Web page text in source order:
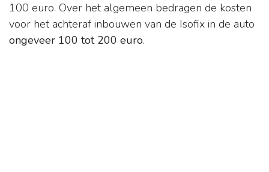
100 euro. Over het algemeen bedragen de kosten
voor het achteraf inbouwen van de Isofix in de auto
ongeveer 100 tot 200 euro.